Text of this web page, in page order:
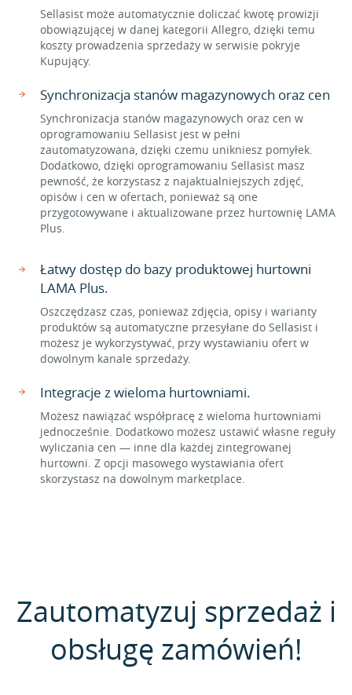
Sellasist może automatycznie doliczać kwotę prowizji
obowiązującej w danej kategorii Allegro, dzięki temu
koszty prowadzenia sprzedaży w serwisie pokryje
Kupujący.
Synchronizacja stanów magazynowych oraz cen
Synchronizacja stanów magazynowych oraz cen w
oprogramowaniu Sellasist jest w pełni
zautomatyzowana, dzięki czemu unikniesz pomyłek.
Dodatkowo, dzięki oprogramowaniu Sellasist masz
pewność, że korzystasz z najaktualniejszych zdjęć,
opisów i cen w ofertach, ponieważ są one
przygotowywane i aktualizowane przez hurtownię LAMA
Plus.
Łatwy dostęp do bazy produktowej hurtowni
LAMA Plus.
Oszczędzasz czas, ponieważ zdjęcia, opisy i warianty
produktów są automatyczne przesyłane do Sellasist i
możesz je wykorzystywać, przy wystawianiu ofert w
dowolnym kanale sprzedaży.
Integracje z wieloma hurtowniami.
Możesz nawiązać współpracę z wieloma hurtowniami
jednocześnie. Dodatkowo możesz ustawić własne reguły
wyliczania cen — inne dla każdej zintegrowanej
hurtowni. Z opcji masowego wystawiania ofert
skorzystasz na dowolnym marketplace.
Zautomatyzuj sprzedaż i
obsługę zamówień!